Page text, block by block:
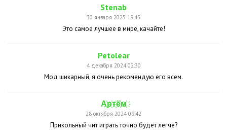
Stenab
30 января 2025 19:45
Это самое лучшее в мире, качайте!
Petolear
4 декабря 2024 02:30
Мод шикарный, я очень рекомендую его всем.
А҉р҉т҉ё҉м҉
28 октября 2024 09:42
Прикольный чит играть точно будет легче?